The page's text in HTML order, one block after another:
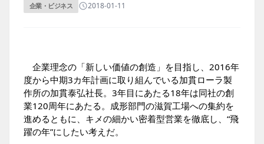
企業・ビジネス 2018-01-11
企業理念の「新しい価値の創造」を目指し、2016年
度から中期3カ年計画に取り組んでいる加貫ローラ製
作所の加貫泰弘社長。3年目にあたる18年は同社の創
業120周年にあたる。成形部門の滋賀工場への集約を
進めるともに、キメの細かい密着型営業を徹底し、“飛
躍の年”にしたい考えだ。